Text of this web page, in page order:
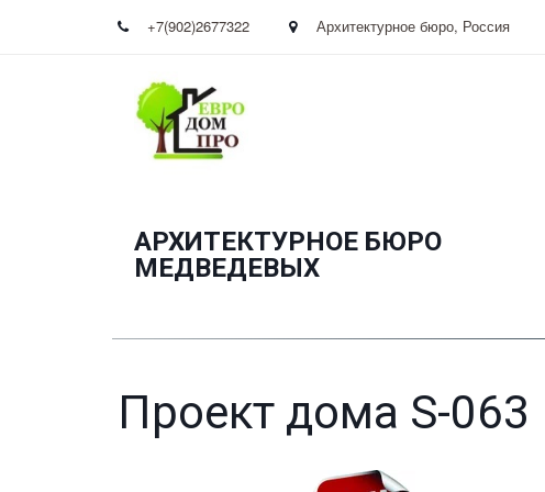
+7(902)2677322 Архитектурное бюро, Россия
АРХИТЕКТУРНОЕ БЮРО
­МЕДВЕДЕВЫХ
Проект дома S-063